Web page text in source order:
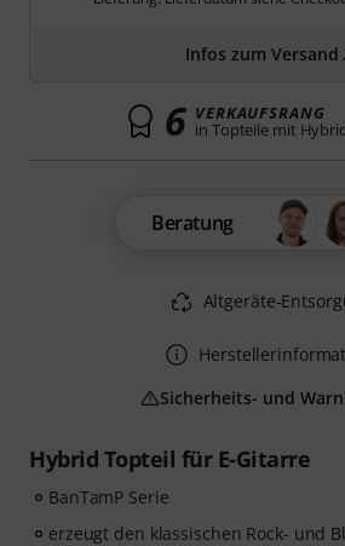
Hybrid Topteil für E-Gitarre
BanTamP Serie
erzeugt den klassischen Rock- und
Infos zum Versand
6 VERKAUFSRANG
in Topteile mit
Beratung
Altgeräte-
Sicherheits- und